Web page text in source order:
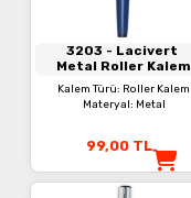
3203 - Lacivert
Metal Roller Kalem
Kalem Türü: Roller Kalem
Materyal: Metal
99,00 TL